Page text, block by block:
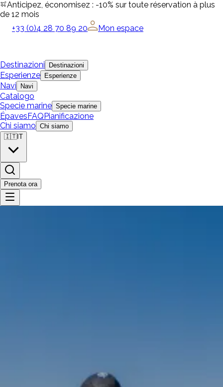
Anticipez, économisez : -10% sur toute réservation à plus
de 12 mois
+33 (0)4 28 70 89 20
Mon espace
Destinazioni Destinazioni
Esperienze Esperienze
Navi Navi
Catalogo
Specie marine Specie marine
ÉpavesFAQPianificazione
Chi siamo Chi siamo
🇮🇹IT
Prenota ora